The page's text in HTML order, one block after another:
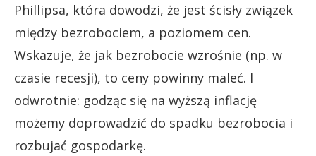
Phillipsa, która dowodzi, że jest ścisły związek
między bezrobociem, a poziomem cen.
Wskazuje, że jak bezrobocie wzrośnie (np. w
czasie recesji), to ceny powinny maleć. I
odwrotnie: godząc się na wyższą inflację
możemy doprowadzić do spadku bezrobocia i
rozbujać gospodarkę.